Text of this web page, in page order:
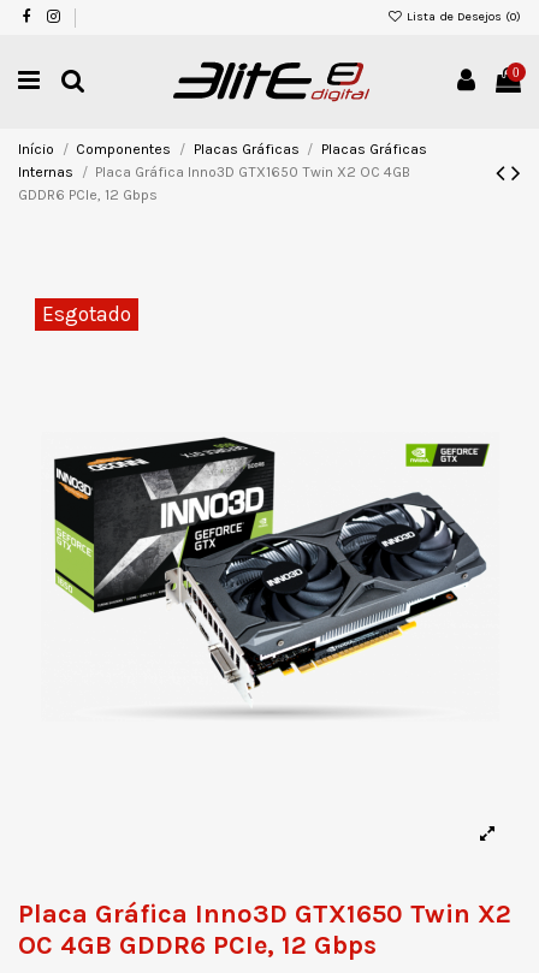
Lista de Desejos (0)
0
Início Componentes Placas Gráficas
Placas Gráficas
Internas
Placa Gráfica Inno3D GTX1650 Twin X2 OC 4GB
GDDR6 PCIe, 12 Gbps
Esgotado
Placa Gráfica Inno3D GTX1650 Twin X2
OC 4GB GDDR6 PCIe, 12 Gbps